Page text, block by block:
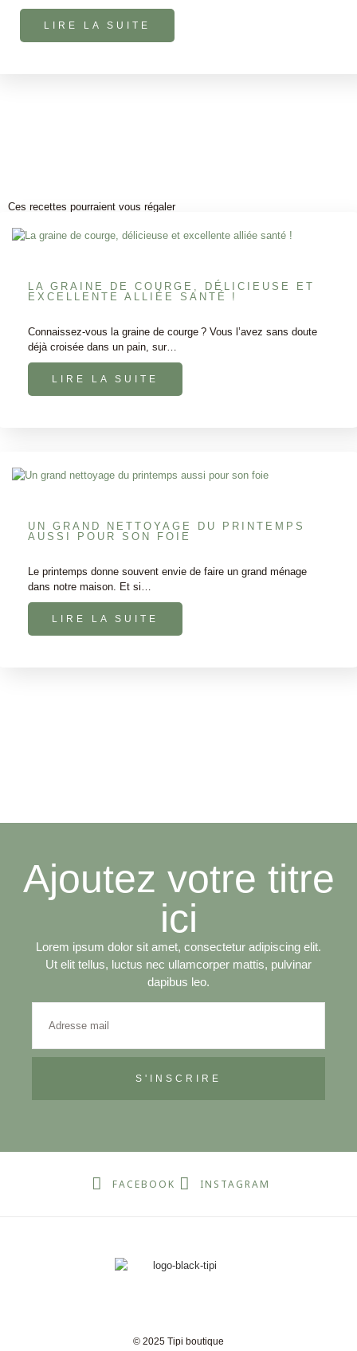
LIRE LA SUITE
Ces recettes pourraient vous régaler
LA GRAINE DE COURGE, DÉLICIEUSE ET
EXCELLENTE ALLIÉE SANTÉ !
Connaissez-vous la graine de courge ? Vous l’avez sans doute
déjà croisée dans un pain, sur…
LIRE LA SUITE
UN GRAND NETTOYAGE DU PRINTEMPS
AUSSI POUR SON FOIE
Le printemps donne souvent envie de faire un grand ménage
dans notre maison. Et si…
LIRE LA SUITE
Ajoutez votre titre
ici
Lorem ipsum dolor sit amet, consectetur adipiscing elit.
Ut elit tellus, luctus nec ullamcorper mattis, pulvinar
dapibus leo.
S'INSCRIRE
FACEBOOK INSTAGRAM
© 2025 Tipi boutique